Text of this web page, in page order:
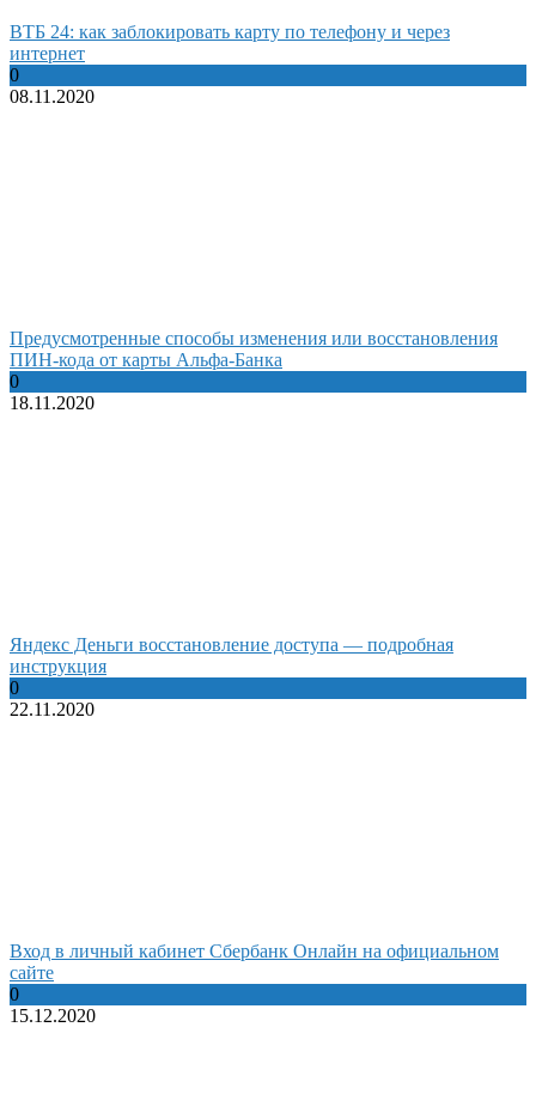
ВТБ 24: как заблокировать карту по телефону и через
интернет
0
08.11.2020
Предусмотренные способы изменения или восстановления
ПИН-кода от карты Альфа-Банка
0
18.11.2020
Яндекс Деньги восстановление доступа — подробная
инструкция
0
22.11.2020
Вход в личный кабинет Сбербанк Онлайн на официальном
сайте
0
15.12.2020